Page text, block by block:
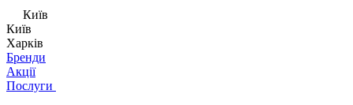
Київ
Київ
Харків
Бренди
Акції
Послуги